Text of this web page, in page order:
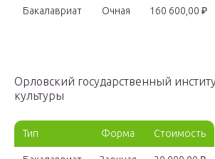
Бакалавриат Очная 160 600,00 ₽
Орловский государственный
культуры
Тип Форма Стоимость